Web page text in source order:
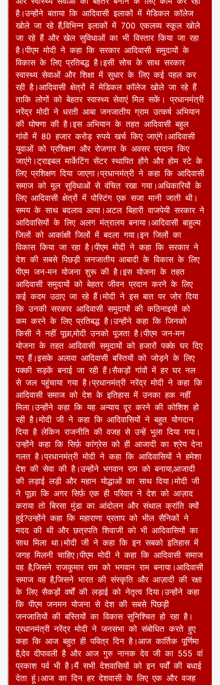
ने कहा कि आदिवासियों में एनीमिया की बीमारी बड़ी चुनौती
रही।उन्होंने बताया कि सरकार ने इसके लिए एक राष्ट्रीय
अभियान शुरू किया है जो एक साल से चल रहा है।इस
अभियान के तहत अब तक साढ़े चार करोड़ लोगों की जांच
की जा चुकी है।आदिवासी परिवारों को इलाज के लिए दूर न
जाना पड़े,इसके लिए सरकार दुर्गम इलाकों में मोबाइल
मेडिकल वैन और आयुष्मान मंदिर भी बना रही है।प्रधानमंत्री
नरेंद्र मोदी ने कहा कि सरकार आदिवासी क्षेत्रों में शिक्षा
और स्वास्थ्य सेवाओं को बेहतर बनाने के लिए काम कर रही
है।उन्होंने बताया कि आदिवासी इलाकों में मेडिकल कॉलेज
खोले जा रहे हैं,विभिन्न इलाकों में 700 एकलव्य स्कूल खोले
जा रहे हैं और खेल सुविधाओं का भी विस्तार किया जा रहा
है।पीएम मोदी ने कहा कि सरकार आदिवासी समुदायों के
विकास के लिए प्रतिबद्ध है।इसी सोच के साथ सरकार
स्वास्थ्य सेवाओं और शिक्षा में सुधार के लिए कई पहल कर
रही है।आदिवासी क्षेत्रों में मेडिकल कॉलेज खोले जा रहे हैं
ताकि लोगों को बेहतर स्वास्थ्य सेवाएं मिल सकें। प्रधानमंत्री
नरेंद्र मोदी ने धरती आबा जनजातीय ग्राम उत्कर्ष अभियान
की घोषणा की है।इस अभियान के तहत आदिवासी बहुल
गांवों में 80 हजार करोड़ रुपये खर्च किए जाएंगे।आदिवासी
युवाओं को प्रशिक्षण और रोजगार के अवसर प्रदान किए
जाएंगे।ट्राइबल मार्केटिंग सेंटर स्थापित होंगे और होम स्टे के
लिए प्रशिक्षण दिया जाएगा।प्रधानमंत्री ने कहा कि आदिवासी
समाज को मूल सुविधाओं से वंचित रखा गया।अधिकारियों के
लिए आदिवासी क्षेत्रों में पोस्टिंग एक सजा मानी जाती थी।
समय के साथ बदलाव आया।अटल बिहारी वाजपेयी सरकार ने
आदिवासियों के लिए अलग मंत्रालय बनाया।आदिवासी बाहुल्य
जिलों को आकांक्षी जिलों में बदला गया।इन जिलों का
विकास किया जा रहा है।पीएम मोदी ने कहा कि सरकार ने
देश की सबसे पिछड़ी जनजातीय आबादी के विकास के लिए
पीएम जन-मन योजना शुरू की है।इस योजना के तहत
आदिवासी समुदायों को बेहतर जीवन प्रदान करने के लिए
कई कदम उठाए जा रहे हैं।मोदी ने इस बात पर जोर दिया
कि उनकी सरकार आदिवासी समुदायों की कठिनाइयों को
कम करने के लिए प्रतिबद्ध है।उन्होंने कहा कि जिनको
किसी ने नहीं पूछा,मोदी उनको पूजता है।पीएम जन-मन
योजना के तहत आदिवासी समुदायों को हजारों पक्के घर दिए
गए हैं।इसके अलावा आदिवासी बस्तियों को जोड़ने के लिए
पक्की सड़कें बनाई जा रही हैं।सैकड़ों गांवों में हर घर नल
से जल पहुंचाया गया है।प्रधानमंत्री नरेंद्र मोदी ने कहा कि
आदिवासी समाज को देश के इतिहास में उनका हक नहीं
मिला।उन्होंने कहा कि यह अन्याय दूर करने की कोशिश हो
रही है।मोदी जी ने कहा कि आदिवासियों ने बहुत योगदान
दिया है लेकिन राजनीति की वजह से उन्हें भुला दिया गया।
उन्होंने कहा कि सिर्फ़ कांग्रेस को ही आजादी का श्रेय देना
गलत है।प्रधानमंत्री मोदी ने कहा कि आदिवासियों ने हमेशा
देश की सेवा की है।उन्होंने भगवान राम को बनाया,आजादी
की लड़ाई लड़ी और महान योद्धाओं का साथ दिया।मोदी जी
ने पूछा कि अगर सिर्फ़ एक ही परिवार ने देश को आज़ाद
कराया तो बिरसा मुंडा का आंदोलन और संथाल क्रांति क्यों
हुई?उन्होंने कहा कि महाराणा प्रताप को भील सैनिकों ने
मदद की थी और छत्रपति शिवाजी को भी आदिवासियों का
साथ मिला था।मोदी जी ने कहा कि इन सबको इतिहास में
जगह मिलनी चाहिए।पीएम मोदी ने कहा कि आदिवासी समाज
वह है,जिसने राजकुमार राम को भगवान राम बनाया।आदिवासी